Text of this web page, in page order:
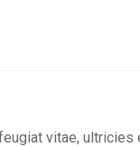
vitae, ultricies